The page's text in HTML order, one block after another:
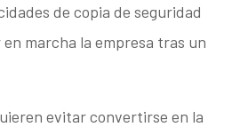
de copia de seguridad
marcha la empresa tras un
evitar convertirse en la